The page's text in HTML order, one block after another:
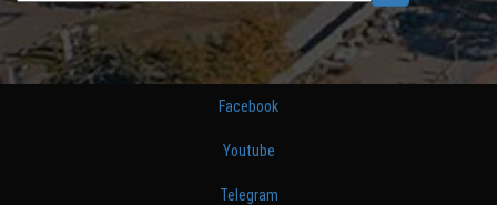
Facebook
Youtube
Telegram